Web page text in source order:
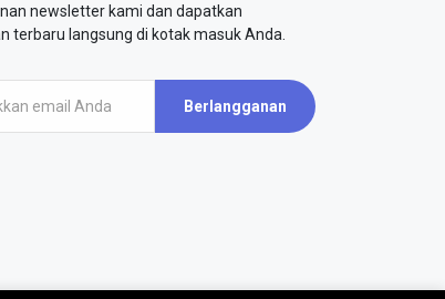
newsletter kami dan dapatkan
terbaru langsung di kotak masuk Anda.
Berlangganan